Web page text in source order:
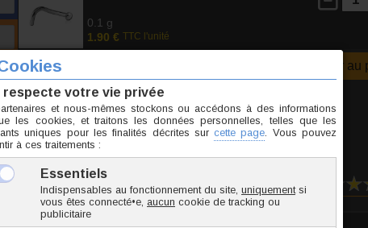
0.1 g
1.90 € TTC l'unité
Ajouter au
4 avis- 10 / 10